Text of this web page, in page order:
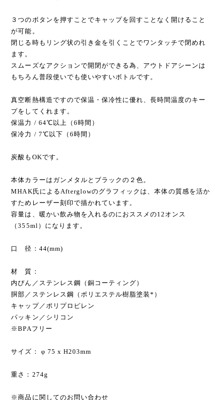
３つのボタンを押すことでキャップを回すことなく開けること
が可能。
閉じる時もリング状の引き金を引くことでワンタッチで閉めれ
ます。
スムーズなアクションで開閉ができる為、アウトドアシーンは
もちろん普段使いでも使いやすいボトルです。
真空断熱構造ですので保温・保冷性に優れ、長時間温度のキー
プをしてくれます。
保温力 / 64℃以上（6時間）
保冷力 / 7℃以下（6時間）
炭酸もOKです。
本体カラーはガンメタルとブラックの２色。
MHAK氏によるAfterglowのグラフィックは、本体の質感を活か
すためレーザー刻印で描かれています。
容量は、暖かい飲み物を入れるのにおススメの12オンス
（355ml）になります。
口 径：44(mm)
材 質：
内びん／ステンレス鋼（銅コーティング）
胴部／ステンレス鋼（ポリエステル樹脂塗装*）
キャップ／ポリプロピレン
パッキン／シリコン
※BPAフリー
サイズ： φ 75 x H203mm
重さ：274g
※商品に関してのお問い合わせ